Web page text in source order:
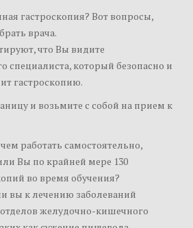
гастроскопия? Вот вопросы,
врача.
что Вы видите
специалиста, который безопасно и
гастроскопию.
и возьмите с собой на прием к
работать самостоятельно,
Вы по крайней мере 130
во время обучения?
вы к лечению заболеваний
желудочно-кишечного